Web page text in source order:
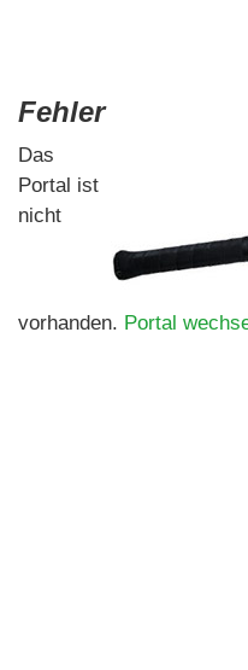
Fehler
Das
Portal ist
nicht
vorhanden. Portal